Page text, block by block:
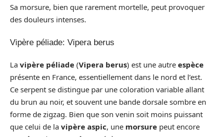
Sa morsure, bien que rarement mortelle, peut provoquer
des douleurs intenses.
Vipère péliade: Vipera berus
La vipère péliade (Vipera berus) est une autre espèce
présente en France, essentiellement dans le nord et l’est.
Ce serpent se distingue par une coloration variable allant
du brun au noir, et souvent une bande dorsale sombre en
forme de zigzag. Bien que son venin soit moins puissant
que celui de la vipère aspic, une morsure peut encore